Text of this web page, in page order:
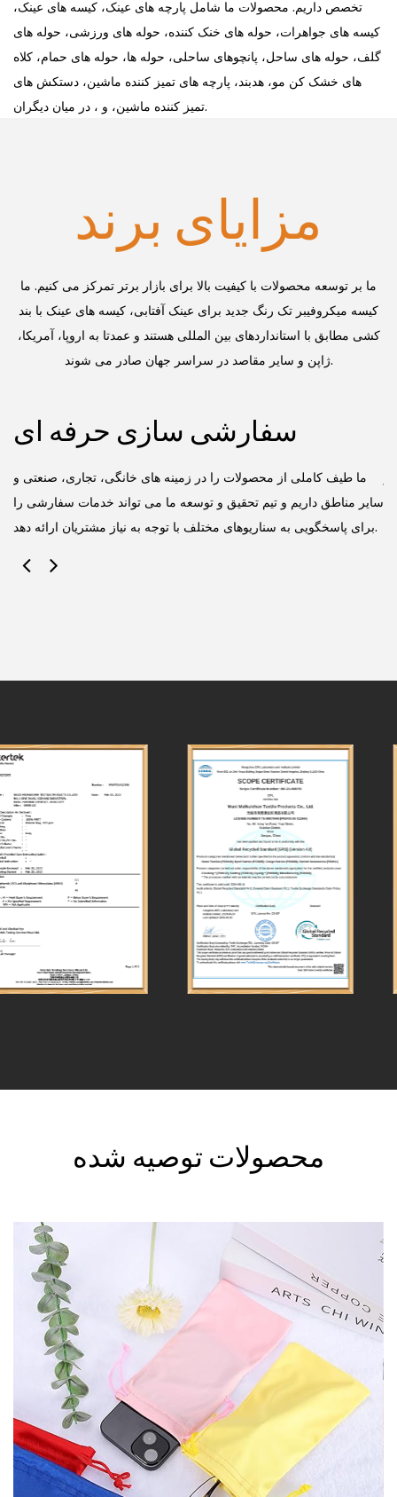
تخصص داریم. محصولات ما شامل پارچه های عینک، کیسه های عینک،
کیسه های جواهرات، حوله های خنک کننده، حوله های ورزشی، حوله های
گلف، حوله های ساحل، پانچوهای ساحلی، حوله ها، حوله های حمام، کلاه
های خشک کن مو، هدبند، پارچه های تمیز کننده ماشین، دستکش های
تمیز کننده ماشین، و ، در میان دیگران.
مزایای برند
ما بر توسعه محصولات با کیفیت بالا برای بازار برتر تمرکز می کنیم. ما
کیسه میکروفیبر تک رنگ جدید برای عینک آفتابی، کیسه های عینک با بند
کشی مطابق با استانداردهای بین المللی هستند و عمدتا به اروپا، آمریکا،
ژاپن و سایر مقاصد در سراسر جهان صادر می شوند.
سفارشی سازی حرفه ای
ما طیف کاملی از محصولات را در زمینه های خانگی، تجاری، صنعتی و
سایر مناطق داریم و تیم تحقیق و توسعه ما می تواند خدمات سفارشی را
برای پاسخگویی به سناریوهای مختلف با توجه به نیاز مشتریان ارائه دهد.
محصولات توصیه شده